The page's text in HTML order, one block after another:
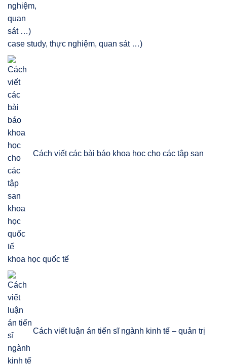
case study, thực nghiệm, quan sát …)
Cách viết các bài báo khoa học cho các tập san
khoa học quốc tế
Cách viết luận án tiến sĩ ngành kinh tế – quản trị